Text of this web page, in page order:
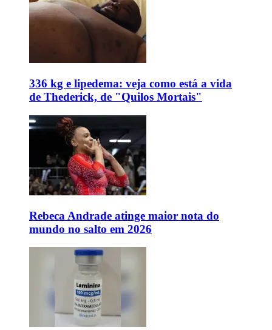
336 kg e lipedema: veja como está a vida
de Thederick, de "Quilos Mortais"
Rebeca Andrade atinge maior nota do
mundo no salto em 2026